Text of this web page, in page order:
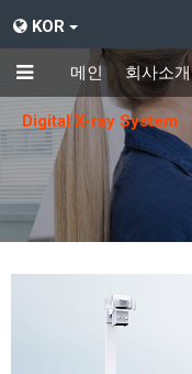
KOR
메인 회사소개
Digital X-ray System